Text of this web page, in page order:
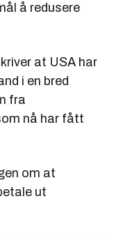
å redusere
at USA har
i en bred
fra
nå har fått
om at
ut